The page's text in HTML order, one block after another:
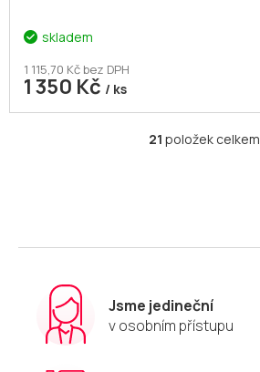
skladem
1 115,70 Kč bez DPH
1 350 Kč / ks
O
c
r
v
k
21 položek celkem
Jsme jedineční
v osobním přístupu